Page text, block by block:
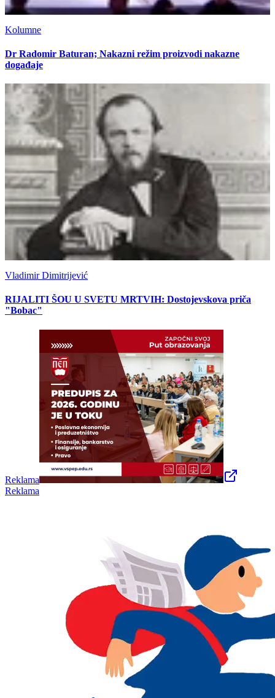
Kolumne
Dr Radomir Baturan; Nakazni režim proizvodi nakazne
događaje
Vladimir Dimitrijević
RIJALITI ŠOU U SVETU MRTVIH: Dostojevskova priča
"Bobac"
Reklama
Reklama